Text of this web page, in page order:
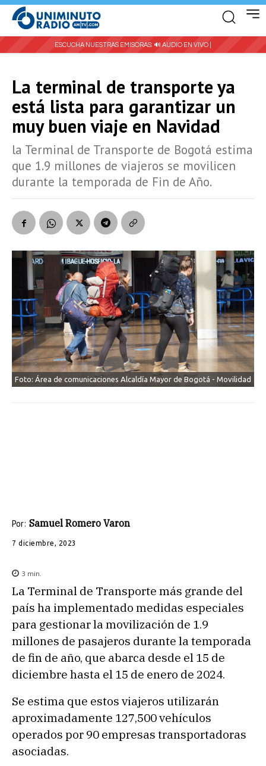
ESCUCHA NUESTRAS EMISORAS: 🔊 AUDIO EN VIVO |
La terminal de transporte ya
está lista para garantizar un
muy buen viaje en Navidad
la Terminal de Transporte de Bogotá estima
que 1.9 millones de viajeros se movilicen
durante la temporada de Fin de Año.
Foto: Área de comunicaciones Alcaldía Mayor de Bogotá - Movilidad
Por: Samuel Romero Varon
7 diciembre, 2023
3 min.
La Terminal de Transporte más grande del
país ha implementado medidas especiales
para gestionar la movilización de 1.9
millones de pasajeros durante la temporada
de fin de año, que abarca desde el 15 de
diciembre hasta el 15 de enero de 2024.
Se estima que estos viajeros utilizarán
aproximadamente 127,500 vehículos
operados por 90 empresas transportadoras
asociadas.